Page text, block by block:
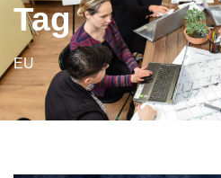
Tag
EU